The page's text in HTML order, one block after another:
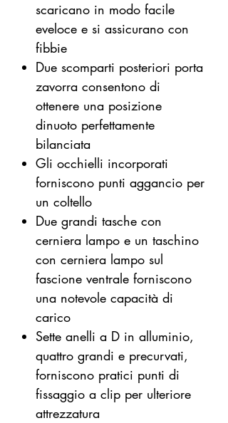
scaricano in modo facile
eveloce e si assicurano con
fibbie
Due scomparti posteriori porta
zavorra consentono di
ottenere una posizione
dinuoto perfettamente
bilanciata
Gli occhielli incorporati
forniscono punti aggancio per
un coltello
Due grandi tasche con
cerniera lampo e un taschino
con cerniera lampo sul
fascione ventrale forniscono
una notevole capacità di
carico
Sette anelli a D in alluminio,
quattro grandi e precurvati,
forniscono pratici punti di
fissaggio a clip per ulteriore
attrezzatura